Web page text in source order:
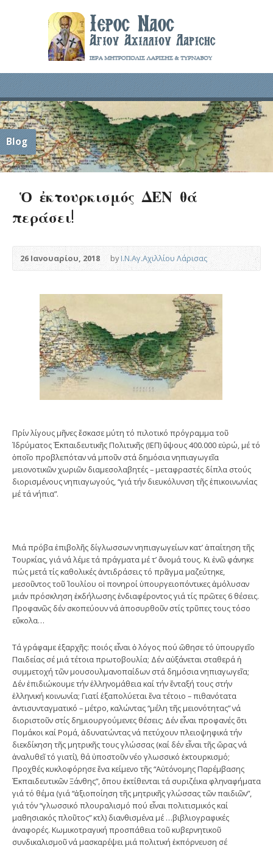
Blog
Ὁ ἐκτουρκισμός ΔΕΝ θά
περάσει!
26 Ιανουαρίου, 2018 byΙ.Ν.Αγ.Αχιλλίου Λάρισας
Πρίν λίγους μῆνες ἔσκασε μύτη τό πιλοτικό πρόγραμμα τοῦ
Ἱδρύματος Ἐκπαιδευτικῆς Πολιτικῆς (ΙΕΠ) ὕψους 400.000 εὐρώ, μέ τό
ὁποῖο προβλεπόταν νά μποῦν στά δημόσια νηπιαγωγεῖα
μειονοτικῶν χωριῶν διαμεσολαβητές – μεταφραστές δίπλα στούς
διορισμένους νηπιαγωγούς, “γιά τήν διευκόλυνση τῆς ἐπικοινωνίας
μέ τά νήπια”.
Μιά πρόβα ἐπιβολῆς δίγλωσσων νηπιαγωγείων κατ’ ἀπαίτηση τῆς
Τουρκίας, γιά νά λέμε τά πράγματα μέ τ’ ὄνομά τους. Κι ἐνῶ φάνηκε
πώς μετά τίς καθολικές ἀντιδράσεις τό πρᾶγμα μαζεύτηκε,
μεσοῦντος τοῦ Ἰουλίου οἱ πονηροί ὑπουργειοπόντικες ἀμόλυσαν
μιάν πρόσκληση ἐκδήλωσης ἐνδιαφέροντος γιά τίς πρῶτες 6 θέσεις.
Προφανῶς δέν σκοπεύουν νά ἀποσυρθοῦν στίς τρῦπες τους τόσο
εὔκολα…
Τά γράφαμε ἐξαρχῆς: ποιός εἶναι ὁ λόγος πού ὤθησε τό ὑπουργεῖο
Παιδείας σέ μιά τέτοια πρωτοβουλία; Δέν αὐξάνεται σταθερά ἡ
συμμετοχή τῶν μουσουλμανοπαίδων στά δημόσια νηπιαγωγεῖα;
Δέν ἐπιδιώκουμε τήν ἑλληνομάθεια καί τήν ἔνταξή τους στήν
ἑλληνική κοινωνία; Γιατί ἐξαπολύεται ἕνα τέτοιο – πιθανότατα
ἀντισυνταγματικό – μέτρο, καλώντας “μέλη τῆς μειονότητας” νά
διοριστοῦν στίς δημιουργούμενες θέσεις; Δέν εἶναι προφανές ὅτι
Πομάκοι καί Ρομά, ἀδυνατώντας νά πετύχουν πλειοψηφικά τήν
διεκδίκηση τῆς μητρικῆς τους γλώσσας (καί δέν εἶναι τῆς ὥρας νά
ἀναλυθεῖ τό γιατί), θά ὑποστοῦν νέο γλωσσικό ἐκτουρκισμό;
Προχθές κυκλοφόρησε ἕνα κείμενο τῆς “Αὐτόνομης Παρέμβασης
Ἐκπαιδευτικῶν Ξάνθης”, ὅπου ἐκτίθενται τά συριζέικα φληναφήματα
γιά τό θέμα (γιά “ἀξιοποίηση τῆς μητρικῆς γλώσσας τῶν παιδιῶν”,
γιά τόν “γλωσσικό πλουραλισμό πού εἶναι πολιτισμικός καί
μαθησιακός πλοῦτος” κτλ) διανθισμένα μέ …βιβλιογραφικές
ἀναφορές. Κωμικοτραγική προσπάθεια τοῦ κυβερνητικοῦ
συνδικαλισμοῦ νά μασκαρέψει μιά πολιτική ἐκπόρνευση σέ